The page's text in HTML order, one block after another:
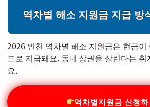
역차별 해소 지원금 지급 방
2026 인천 역차별 해소 지원금은 현금이
드로 지급돼요. 동네 상권을 살린다는
요.
역차별지원금 신청하